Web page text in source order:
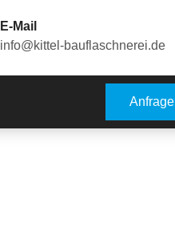
E-Mail
info@kittel-bauflaschnerei.de
Anfrage